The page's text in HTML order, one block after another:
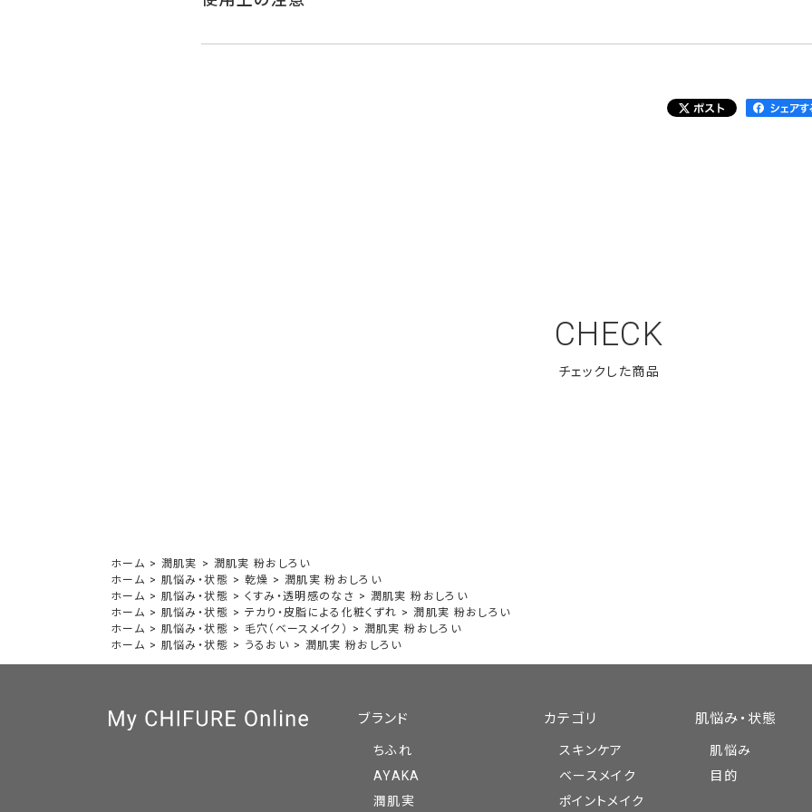
ホーム > 潤肌実 > 潤肌実 粉おしろい
ホーム > 肌悩み・状態 > 乾燥 > 潤肌実 粉おしろい
ホーム > 肌悩み・状態 > くすみ・透明感のなさ > 潤肌実 粉おしろい
ホーム > 肌悩み・状態 > テカり・皮脂による化粧くずれ >潤肌実 粉おしろい
ホーム > 肌悩み・状態 > 毛穴（ベースメイク） > 潤肌実 粉おしろい
ホーム > 肌悩み・状態 > うるおい > 潤肌実 粉おしろい
CHECK
ブランド
ちふれ
AYAKA
潤肌実
カテゴリ
スキンケア
ベースメイク
ポイントメイク
肌悩み・状態
肌悩み
目的